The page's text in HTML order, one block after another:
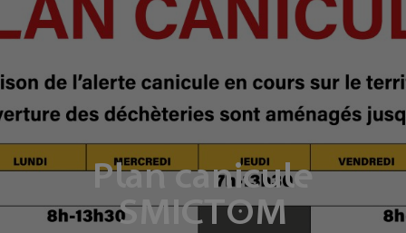
Plan canicule
SMICTOM